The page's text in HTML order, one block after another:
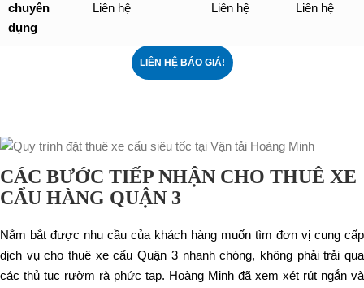
chuyên
dụng
Liên hệ Liên hệ Liên hệ
LIÊN HỆ BÁO GIÁ!
CÁC BƯỚC TIẾP NHẬN CHO THUÊ XE
CẨU HÀNG QUẬN 3
Nắm bắt được nhu cầu của khách hàng muốn tìm đơn vị cung cấp
dịch vụ cho thuê xe cẩu Quận 3 nhanh chóng, không phải trải qua
các thủ tục rườm rà phức tạp. Hoàng Minh đã xem xét rút ngắn và